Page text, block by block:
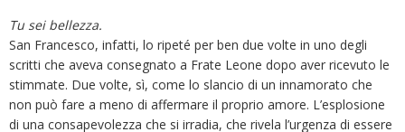
Tu sei bellezza.
San Francesco, infatti, lo ripeté per ben due volte in uno degli
scritti che aveva consegnato a Frate Leone dopo aver ricevuto le
stimmate. Due volte, sì, come lo slancio di un innamorato che
non può fare a meno di affermare il proprio amore. L’esplosione
di una consapevolezza che si irradia, che rivela l’urgenza di essere